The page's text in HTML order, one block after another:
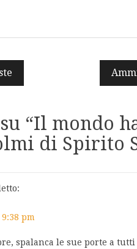
“Il mondo
di Spirito
pm
spalanca le sue porte a